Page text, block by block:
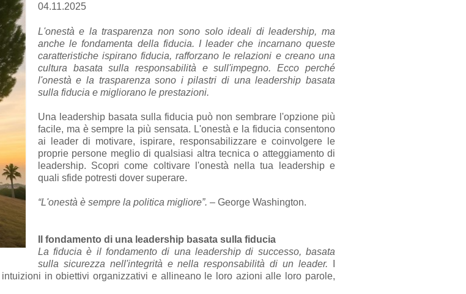
04.11.2025
L'onestà e la trasparenza non sono solo ideali di leadership, ma
anche le fondamenta della fiducia. I leader che incarnano queste
caratteristiche ispirano fiducia, rafforzano le relazioni e creano una
cultura basata sulla responsabilità e sull'impegno. Ecco perché
l'onestà e la trasparenza sono i pilastri di una leadership basata
sulla fiducia e migliorano le prestazioni.
Una leadership basata sulla fiducia può non sembrare l'opzione più
facile, ma è sempre la più sensata. L'onestà e la fiducia consentono
ai leader di motivare, ispirare, responsabilizzare e coinvolgere le
proprie persone meglio di qualsiasi altra tecnica o atteggiamento di
leadership. Scopri come coltivare l'onestà nella tua leadership e
quali sfide potresti dover superare.
“L'onestà è sempre la politica migliore”. – George Washington.
Il fondamento di una leadership basata sulla fiducia
La fiducia è il fondamento di una leadership di successo, basata
sulla sicurezza nell'integrità e nella responsabilità di un leader.
in obiettivi organizzativi e allineano le loro azioni alle loro parole,